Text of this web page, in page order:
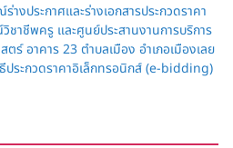
างประกาศและร่างเอกสารประกวดราคา
าชีพครู และศูนย์ประสานงานการบริการ
ร์ อาคาร 23 ตำบลเมือง อำเภอเมืองเลย
ประกวดราคาอิเล็กทรอนิกส์ (e-bidding)